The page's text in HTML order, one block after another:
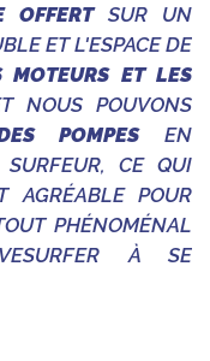
OFFERTSUR UN
ET L'ESPACE DE
MOTEURS ET LES
NOUS POUVONS
POMPESEN
CE QUI
AGRÉABLE POUR
PHÉNOMÉNAL
À SE